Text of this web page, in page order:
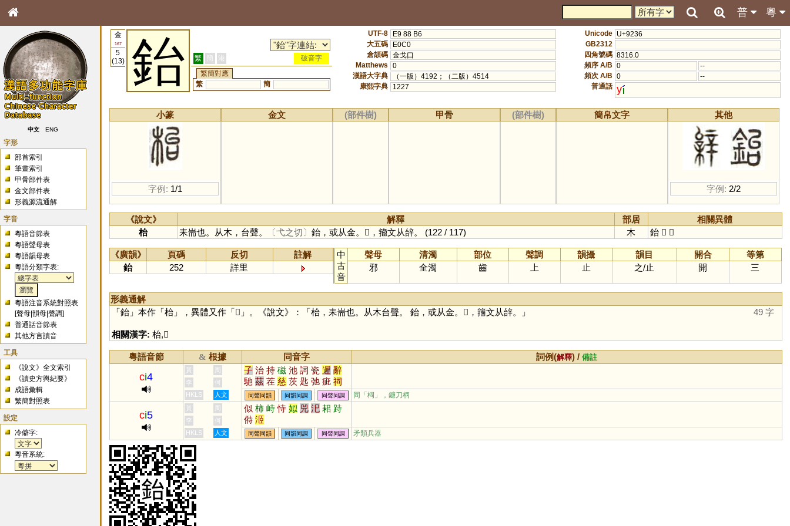
粵
普
中文 ENG
字形
部首索引
筆畫索引
甲骨部件表
金文部件表
形義源流通解
字音
粵語音節表
粵語聲母表
粵語韻母表
粵語分類字表:
粵語注音系統對照表
[聲母 |韻母 |聲調]
普通話音節表
其他方言讀音
工具
《說文》全文索引
《讀史方輿紀要》
成語彙輯
繁簡對照表
設定
冷僻字:
粵音系統:
金
167
5
(13)
鈶 繁 簡 港
破音字
繁簡對應
繁
簡
UTF-8
E9 88 B6
大五碼
E0C0
倉頡碼 金戈口
Matthews
0
漢語大字典
（一版）4192；（二版）4514
康熙字典
1227
Unicode U+9236
GB2312
四角號碼 8316.0
頻序 A/B 0
--
頻次 A/B 0
--
普通話 y
小篆
字例: 1/1
金文 (部件樹) 甲骨 (部件樹) 簡帛文字 其他
字例: 2/2
《說文》 解釋 部居
相關異體
枱
耒耑也。从木，台聲。 〔弋之切〕 鈶，或从金。𣙼，籀文从辝。 (122 / 117) 木 鈶 𣙼 𨐠
《廣韻》 頁碼 反切
註解
鈶
252 詳里
中
古
音
聲母 清濁 部位 聲調 韻攝 韻目 開合
等第
邪
全濁 齒 上 止 之/止 開 三
形義通解
「鈶」本作「枱」，異體又作「𨐠 」。《說文》：「枱，耒耑也。从木台聲。 鈶，或从金。𨐠，籒文从辝。」 49 字
相關漢字: 枱,𨐠
粵語音節 & 根據 同音字 詞例(解釋) /備註
ci4
黃 周 子 治 持 磁 池 詞 瓷 遲 辭
馳 茲 茬 慈 茨 匙 弛 疵 祠
踶 訾 臍 薺 泜 踟 餈 茈 鶿
墀 茌 澬 坻 荎 蚳 箈 箎 篪
薋 漦 濨 歭 沶 徲 嬨 柌 貾
跢 迡 謘
李
何
HKLS
人文 同聲同韻 同韻同調 同聲同調 同「柌 」，鐮刀柄
ci5
黃 周 似 柿 峙 恃 姒 兕 汜 耜 跱
偫 洍
李
何
HKLS
人文 同聲同韻 同韻同調 同聲同調 矛類兵器